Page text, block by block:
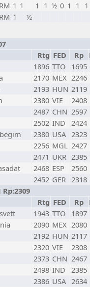
1 1 1 1 ½ 0 1 1
1
1 ½
Rtg FED Rp
1896 TTO
1695
2170 MEX 2246
2193 HUN 2119
2380 VIE
2408
2487 CHN 2597
2502 IND
2424
2380 USA 2323
2256 MGL 2427
2471 UKR 2385
2468 ESP
2560
2452 GER 2318
Rtg FED Rp
1943 TTO
1897
2090 MEX 2080
2192 HUN 2117
2320 VIE
2308
2373 CHN 2467
2498 IND
2385
2386 USA 2634